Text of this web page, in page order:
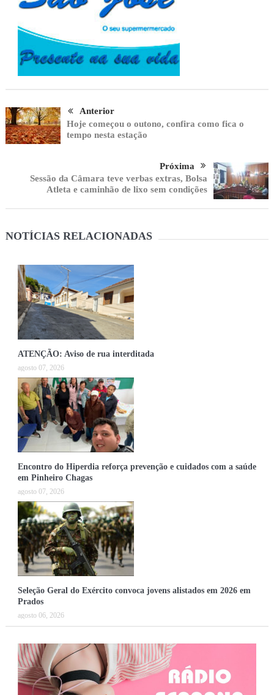
Anterior
Hoje começou o outono, confira como fica o
tempo nesta estação
Próxima
Sessão da Câmara teve verbas extras, Bolsa
Atleta e caminhão de lixo sem condições
NOTÍCIAS RELACIONADAS
ATENÇÃO: Aviso de rua interditada
agosto 07, 2026
Encontro do Hiperdia reforça prevenção e cuidados com a saúde
em Pinheiro Chagas
agosto 07, 2026
Seleção Geral do Exército convoca jovens alistados em 2026 em
Prados
agosto 06, 2026